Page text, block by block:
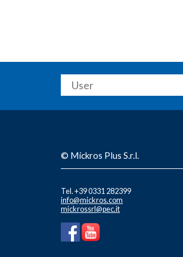
© Mickros Plus S.r.l.
Tel. +39 0331 282399
info@mickros.com
mickrossrl@pec.it